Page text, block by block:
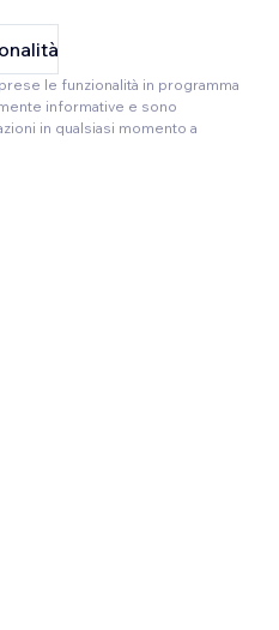
le funzionalità in programma
informative e sono
in qualsiasi momento a